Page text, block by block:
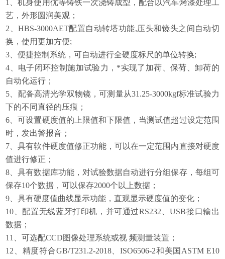
1、机身使用优等铸铁一次浇铸成型，配合以汽车烤漆处理工
艺，外形圆润美观；
2、HBS-3000AET配置自动转塔功能,压头和镜头之间自动切
换，使用更加方便;
3、便捷控制系统，可自动进行全硬度标尺的单位转换;
4、电子闭环控制施加试验力，*实现了加荷、保荷、卸荷的
自动化运行；
5、配备高清光学双物镜，可测量从31.25-3000kgf标准试验力
下的不同直径的压痕；
6、可设置硬度值的上限值和下限值，当测试值超过设定范围
时，发出警报音；
7、具有软件硬度值修正功能，可以在一定范围内直接对硬度
值进行修正；
8、具有数据库功能，对试验数据自动进行分组保存，每组可
保存10个数据，可以保存2000个以上数据；
9、具有硬度值曲线显示功能，直观显示硬度值的变化；
10、配置无线蓝牙打印机，并可通过RS232、USB接口输出
数据；
11、可选配CCD图像处理系统或视 频测量装置；
12、精度符合GB/T231.2-2018、ISO6506-2和美国ASTM E10